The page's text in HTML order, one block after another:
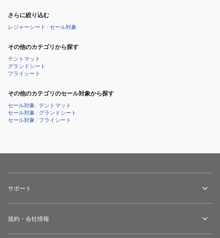
さらに絞り込む
レジャーシート /セール対象
その他のカテゴリから探す
テントマット
グランドシート
フライシート
その他のカテゴリのセール対象から探す
セール対象 /テントマット
セール対象 / グランドシート
セール対象 / フライシート
サポート
規約・会社情報